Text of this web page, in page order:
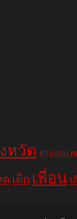
หวัด ต่างประเท
ตุ เด็ก เพื่อน เ